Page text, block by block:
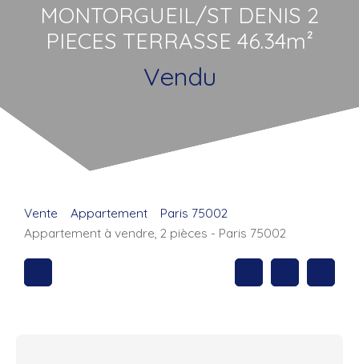
MONTORGUEIL/ST DENIS 2
PIECES TERRASSE 46.34m²
Vendu
Vente Appartement
Paris 75002
Appartement à vendre, 2 pièces - Paris 75002